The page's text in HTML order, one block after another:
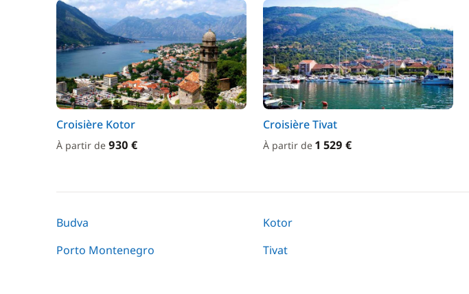
Croisière Kotor
À partir de 930 €
Croisière Tivat
À partir de 1 529 €
Budva Kotor
Porto Montenegro
Tivat